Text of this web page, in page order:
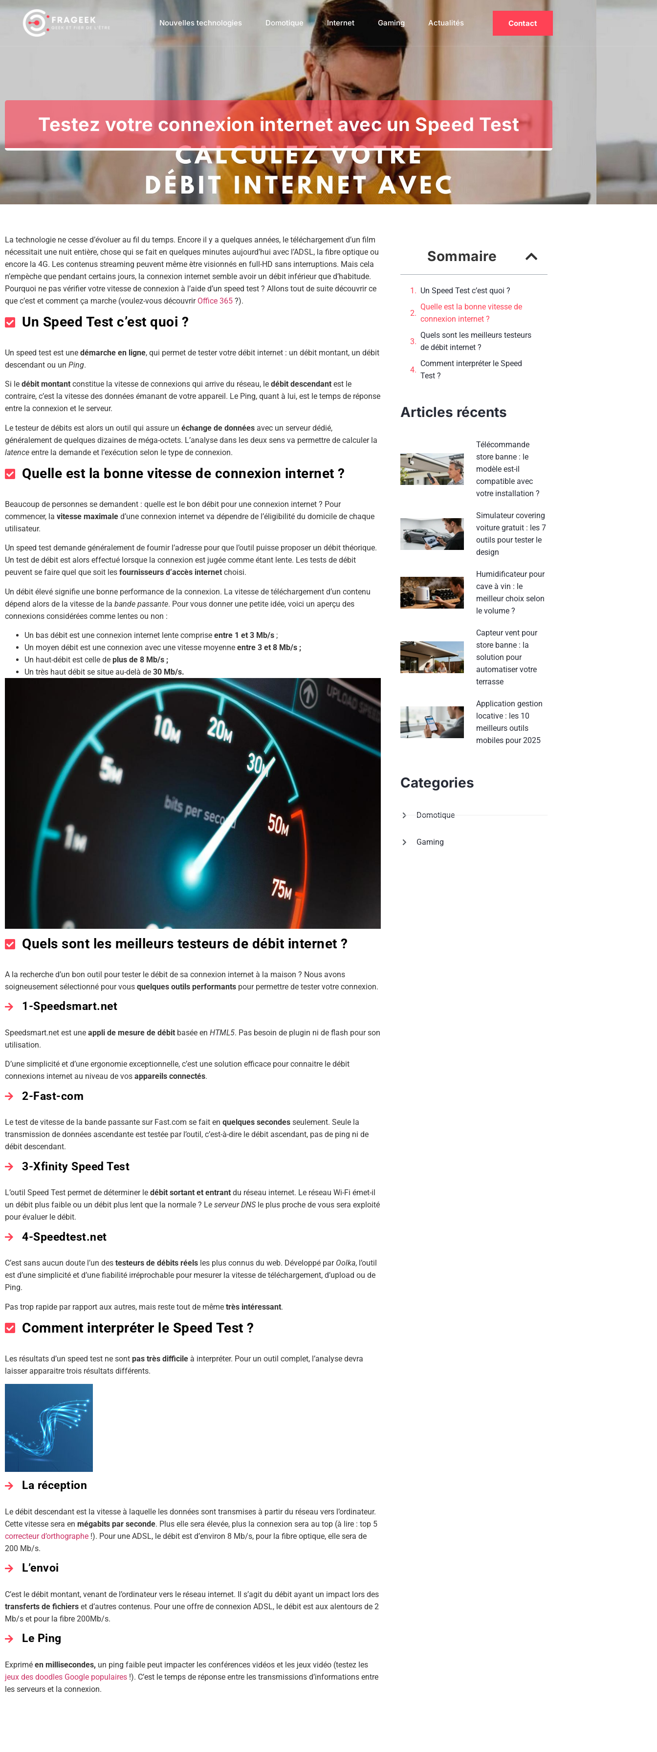
Nouvelles technologies Domotique Internet Gaming Actualités Contact
Testez votre connexion internet avec un Speed Test
La technologie ne cesse d’évoluer au fil du temps. Encore il y a quelques années, le téléchargement d’un film
nécessitait une nuit entière, chose qui se fait en quelques minutes aujourd’hui avec l’ADSL, la fibre optique ou
encore la 4G. Les contenus streaming peuvent même ètre visionnés en full-HD sans interruptions. Mais cela
n’empèche que pendant certains jours, la connexion internet semble avoir un débit inférieur que d’habitude.
Pourquoi ne pas vérifier votre vitesse de connexion à l’aide d’un speed test ? Allons tout de suite découvrir ce
que c’est et comment ça marche (voulez-vous découvrir Office 365 ?).
Un Speed Test c’est quoi ?
Un speed test est une démarche en ligne, qui permet de tester votre débit internet : un débit montant, un débit
descendant ou un Ping.
Si le débit montant constitue la vitesse de connexions qui arrive du réseau, le débit descendant est le
contraire, c’est la vitesse des données émanant de votre appareil. Le Ping, quant à lui, est le temps de réponse
entre la connexion et le serveur.
Le testeur de débits est alors un outil qui assure un échange de données avec un serveur dédié,
généralement de quelques dizaines de méga-octets. L’analyse dans les deux sens va permettre de calculer la
latence entre la demande et l’exécution selon le type de connexion.
Quelle est la bonne vitesse de connexion internet ?
Beaucoup de personnes se demandent : quelle est le bon débit pour une connexion internet ? Pour
commencer, la vitesse maximale d’une connexion internet va dépendre de l’éligibilité du domicile de chaque
utilisateur.
Un speed test demande généralement de fournir l’adresse pour que l’outil puisse proposer un débit théorique.
Un test de débit est alors effectué lorsque la connexion est jugée comme étant lente. Les tests de débit
peuvent se faire quel que soit les fournisseurs d’accès internet choisi.
Un débit élevé signifie une bonne performance de la connexion. La vitesse de téléchargement d’un contenu
dépend alors de la vitesse de la bande passante. Pour vous donner une petite idée, voici un aperçu des
connexions considérées comme lentes ou non :
Un bas débit est une connexion internet lente comprise entre 1 et 3 Mb/s ;
Un moyen débit est une connexion avec une vitesse moyenne entre 3 et 8 Mb/s ;
Un haut-débit est celle de plus de 8 Mb/s ;
Un très haut débit se situe au-delà de 30 Mb/s.
Quels sont les meilleurs testeurs de débit internet ?
A la recherche d’un bon outil pour tester le débit de sa connexion internet à la maison ? Nous avons
soigneusement sélectionné pour vous quelques outils performants pour permettre de tester votre connexion.
1-Speedsmart.net
Speedsmart.net est une appli de mesure de débit basée en HTML5. Pas besoin de plugin ni de flash pour son
utilisation.
D’une simplicité et d’une ergonomie exceptionnelle, c’est une solution efficace pour connaitre le débit
connexions internet au niveau de vos appareils connectés.
2-Fast-com
Le test de vitesse de la bande passante sur Fast.com se fait en quelques secondes seulement. Seule la
transmission de données ascendante est testée par l’outil, c’est-à-dire le débit ascendant, pas de ping ni de
débit descendant.
3-Xfinity Speed Test
L’outil Speed Test permet de déterminer le débit sortant et entrant du réseau internet. Le réseau Wi-Fi émet-il
un débit plus faible ou un débit plus lent que la normale ? Le serveur DNSle plus proche de vous sera exploité
pour évaluer le débit.
4-Speedtest.net
C’est sans aucun doute l’un des testeurs de débits réels les plus connus du web. Développé par Oolka, l’outil
est d’une simplicité et d’une fiabilité irréprochable pour mesurer la vitesse de téléchargement, d’upload ou de
Ping.
Pas trop rapide par rapport aux autres, mais reste tout de même très intéressant.
Comment interpréter le Speed Test ?
Les résultats d’un speed test ne sont pas très difficile à interpréter. Pour un outil complet, l’analyse devra
laisser apparaitre trois résultats différents.
La réception
Le débit descendant est la vitesse à laquelle les données sont transmises à partir du réseau vers l’ordinateur.
Cette vitesse sera en mégabits par seconde. Plus elle sera élevée, plus la connexion sera au top (à lire : top 5
correcteur d’orthographe !). Pour une ADSL, le débit est d’environ 8 Mb/s, pour la fibre optique, elle sera de
200 Mb/s.
L’envoi
C’est le débit montant, venant de l’ordinateur vers le réseau internet. Il s’agit du débit ayant un impact lors des
transferts de fichiers et d’autres contenus. Pour une offre de connexion ADSL, le débit est aux alentours de 2
Mb/s et pour la fibre 200Mb/s.
Le Ping
Exprimé en millisecondes, un ping faible peut impacter les conférences vidéos et les jeux vidéo (testez les
jeux des doodles Google populaires !). C’est le temps de réponse entre les transmissions d’informations entre
les serveurs et la connexion.
Sommaire
Un Speed Test c’est quoi ?
Quelle est la bonne vitesse de
connexion internet ?
Quels sont les meilleurs testeurs
de débit internet ?
Comment interpréter le Speed
Test ?
Articles récents
Télécommande
store banne : le
modèle est-il
compatible avec
votre installation ?
Simulateur covering
voiture gratuit : les 7
outils pour tester le
design
Humidificateur pour
cave à vin : le
meilleur choix selon
le volume ?
Capteur vent pour
store banne : la
solution pour
automatiser votre
terrasse
Application gestion
locative : les 10
meilleurs outils
mobiles pour 2025
Categories
Domotique
Gaming